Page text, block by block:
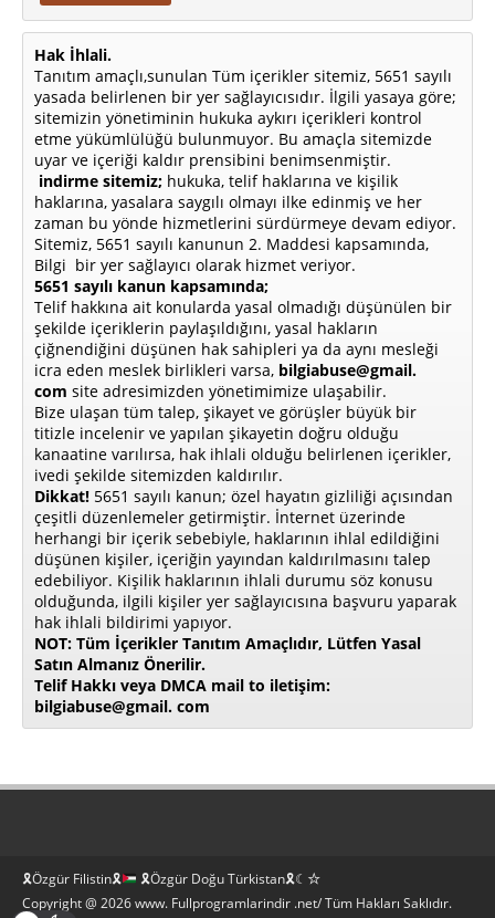
Hak İhlali.
Tanıtım amaçlı,sunulan Tüm içerikler sitemiz, 5651 sayılı
yasada belirlenen bir yer sağlayıcısıdır. İlgili yasaya göre;
sitemizin yönetiminin hukuka aykırı içerikleri kontrol
etme yükümlülüğü bulunmuyor. Bu amaçla sitemizde
uyar ve içeriği kaldır prensibini benimsenmiştir.
indirme sitemiz; hukuka, telif haklarına ve kişilik
haklarına, yasalara saygılı olmayı ilke edinmiş ve her
zaman bu yönde hizmetlerini sürdürmeye devam ediyor.
Sitemiz, 5651 sayılı kanunun 2. Maddesi kapsamında,
Bilgi bir yer sağlayıcı olarak hizmet veriyor.
5651 sayılı kanun kapsamında;
Telif hakkına ait konularda yasal olmadığı düşünülen bir
şekilde içeriklerin paylaşıldığını, yasal hakların
çiğnendiğini düşünen hak sahipleri ya da aynı mesleği
icra eden meslek birlikleri varsa, bilgiabuse@gmail.
com site adresimizden yönetimimize ulaşabilir.
Bize ulaşan tüm talep, şikayet ve görüşler büyük bir
titizle incelenir ve yapılan şikayetin doğru olduğu
kanaatine varılırsa, hak ihlali olduğu belirlenen içerikler,
ivedi şekilde sitemizden kaldırılır.
Dikkat! 5651 sayılı kanun; özel hayatın gizliliği açısından
çeşitli düzenlemeler getirmiştir. İnternet üzerinde
herhangi bir içerik sebebiyle, haklarının ihlal edildiğini
düşünen kişiler, içeriğin yayından kaldırılmasını talep
edebiliyor. Kişilik haklarının ihlali durumu söz konusu
olduğunda, ilgili kişiler yer sağlayıcısına başvuru yaparak
hak ihlali bildirimi yapıyor.
NOT: Tüm İçerikler Tanıtım Amaçlıdır, Lütfen Yasal
Satın Almanız Önerilir.
Telif Hakkı veya DMCA mail to iletişim:
bilgiabuse@gmail. com
🎗Özgür Filistin🎗
🎗Özgür Doğu Türkistan🎗☾☆
Copyright @ 2026 www. Fullprogramlarindir .net/ Tüm Hakları Saklıdır.